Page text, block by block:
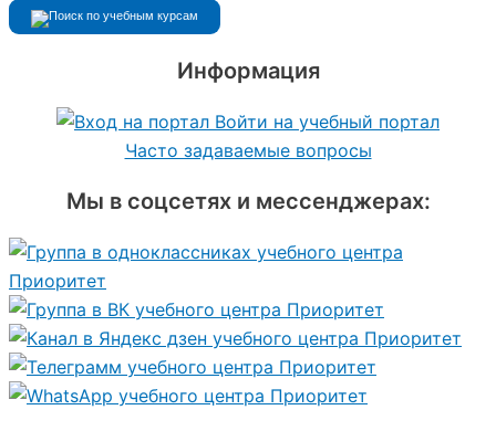
Информация
Войти на учебный портал
Часто задаваемые вопросы
Мы в соцсетях и мессенджерах: